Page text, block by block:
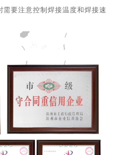
需要注意控制焊接温度和焊接速